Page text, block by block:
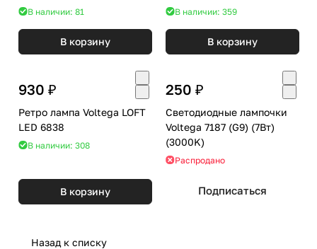
В наличии: 81
В корзину
В наличии: 359
В корзину
930 ₽
Ретро лампа Voltega LOFT
LED 6838
В наличии: 308
В корзину
250 ₽
Светодиодные лампочки
Voltega 7187 (G9) (7Вт)
(3000K)
Распродано
Подписаться
Назад к списку